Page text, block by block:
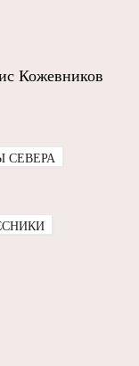
Кожевников
СЕВЕРА